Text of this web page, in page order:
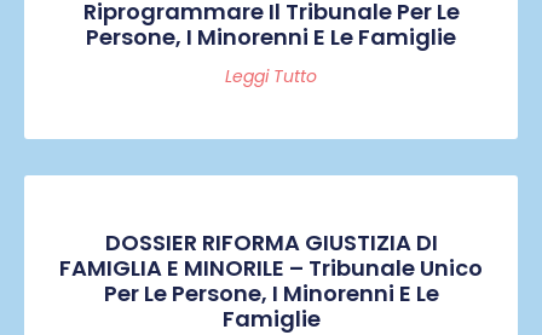
Riprogrammare Il Tribunale Per Le
Persone, I Minorenni E Le Famiglie
Leggi Tutto
DOSSIER RIFORMA GIUSTIZIA DI
FAMIGLIA E MINORILE – Tribunale Unico
Per Le Persone, I Minorenni E Le
Famiglie